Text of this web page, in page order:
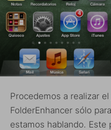
Procedemos a realizar
FolderEnhancer sólo
estamos hablando. Este